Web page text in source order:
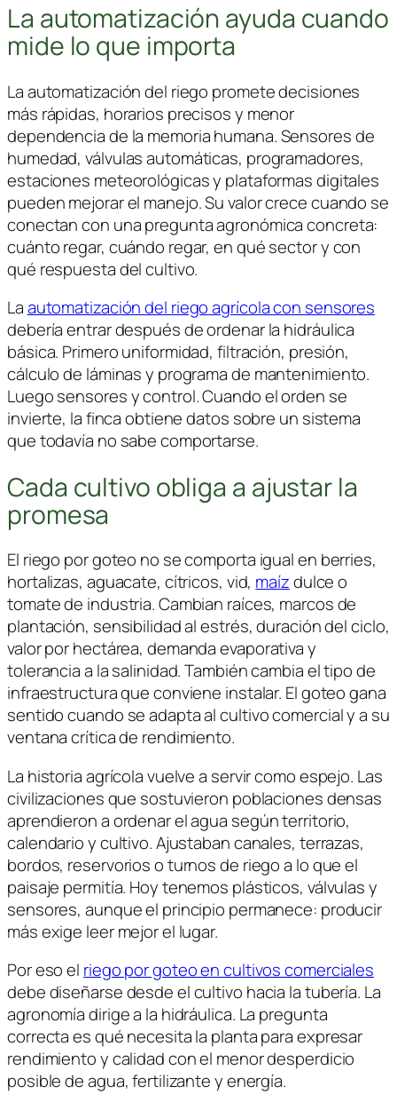
La automatización ayuda cuando
mide lo que importa
La automatización del riego promete decisiones
más rápidas, horarios precisos y menor
dependencia de la memoria humana. Sensores de
humedad, válvulas automáticas, programadores,
estaciones meteorológicas y plataformas digitales
pueden mejorar el manejo. Su valor crece cuando se
conectan con una pregunta agronómica concreta:
cuánto regar, cuándo regar, en qué sector y con
qué respuesta del cultivo.
Laautomatización del riego agrícola con sensores
debería entrar después de ordenar la hidráulica
básica. Primero uniformidad, filtración, presión,
cálculo de láminas y programa de mantenimiento.
Luego sensores y control. Cuando el orden se
invierte, la finca obtiene datos sobre un sistema
que todavía no sabe comportarse.
Cada cultivo obliga a ajustar la
promesa
El riego por goteo no se comporta igual en berries,
hortalizas, aguacate, cítricos, vid, maízdulce o
tomate de industria. Cambian raíces, marcos de
plantación, sensibilidad al estrés, duración del ciclo,
valor por hectárea, demanda evaporativa y
tolerancia a la salinidad. También cambia el tipo de
infraestructura que conviene instalar. El goteo gana
sentido cuando se adapta al cultivo comercial y a su
ventana crítica de rendimiento.
La historia agrícola vuelve a servir como espejo. Las
civilizaciones que sostuvieron poblaciones densas
aprendieron a ordenar el agua según territorio,
calendario y cultivo. Ajustaban canales, terrazas,
bordos, reservorios o turnos de riego a lo que el
paisaje permitía. Hoy tenemos plásticos, válvulas y
sensores, aunque el principio permanece: producir
más exige leer mejor el lugar.
Por eso el riego por goteo en cultivos comerciales
debe diseñarse desde el cultivo hacia la tubería. La
agronomía dirige a la hidráulica. La pregunta
correcta es qué necesita la planta para expresar
rendimiento y calidad con el menor desperdicio
posible de agua, fertilizante y energía.